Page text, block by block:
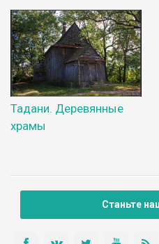
Тадани. Деревянные
храмы
Станьте